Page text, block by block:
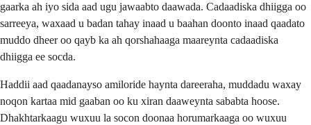
gaarka ah iyo sida aad ugu jawaabto daawada. Cadaadiska dhiigga oo
sarreeya, waxaad u badan tahay inaad u baahan doonto inaad qaadato
muddo dheer oo qayb ka ah qorshahaaga maareynta cadaadiska
dhiigga ee socda.
Haddii aad qaadanayso amiloride haynta dareeraha, muddadu waxay
noqon kartaa mid gaaban oo ku xiran daaweynta sababta hoose.
Dhakhtarkaagu wuxuu la socon doonaa horumarkaaga oo wuxuu